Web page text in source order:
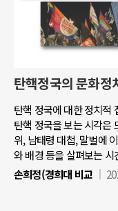
탄핵정국의 문화정
탄핵 정국에 대한 정치적
탄핵 정국을 보는 시각은
위, 남태령 대첩, 말벌에
와 배경 등을 살펴보는 시
손희정(경희대 비교